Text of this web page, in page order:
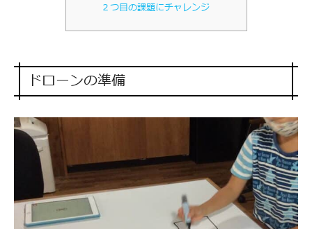
２つ目の課題にチャレンジ
ドローンの準備